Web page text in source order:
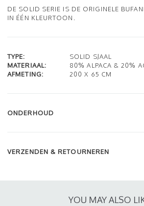
DE SOLID SERIE IS DE ORIGINELE
IN ÉÉN KLEURTOON.
TYPE:
SOLID SJAAL
MATERIAAL:
80% ALPACA & 20%
AFMETING:
200 X 65 CM
ONDERHOUD
VERZENDEN & RETOURNEREN
YOU MAY ALSO